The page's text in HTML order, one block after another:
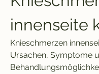
innenseite
Knieschmerzen
Ursachen, Symptome